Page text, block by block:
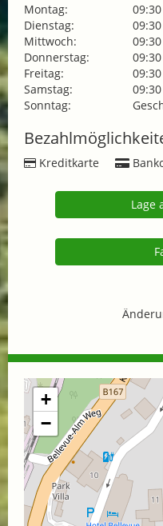
Montag:
Dienstag:
Mittwoch:
Donnerstag:
Freitag:
Samstag:
Sonntag:
Kreditkarte
Lage
+
−